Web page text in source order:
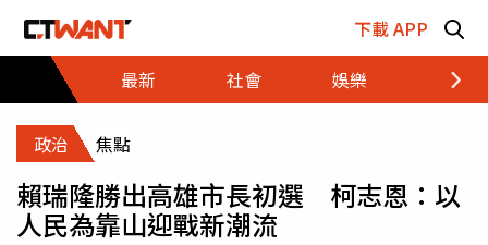
下載 APP
最新
社會 娛樂 財經
政治 焦點
賴瑞隆勝出高雄市長初選 柯志恩：以
人民為靠山迎戰新潮流